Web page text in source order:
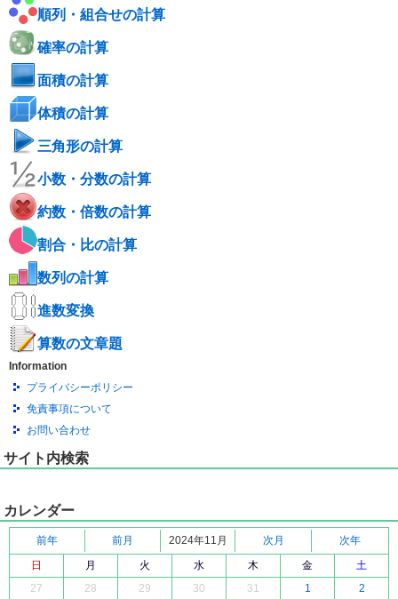
順列・組合せの計算
確率の計算
面積の計算
体積の計算
三角形の計算
小数・分数の計算
約数・倍数の計算
割合・比の計算
数列の計算
進数変換
算数の文章題
Information
プライバシーポリシー
免責事項について
お問い合わせ
サイト内検索
カレンダー
前年 前月 2024年11月 次月
次年
日
月 火 水 木 金
土
27
28 29 30 31 1 2